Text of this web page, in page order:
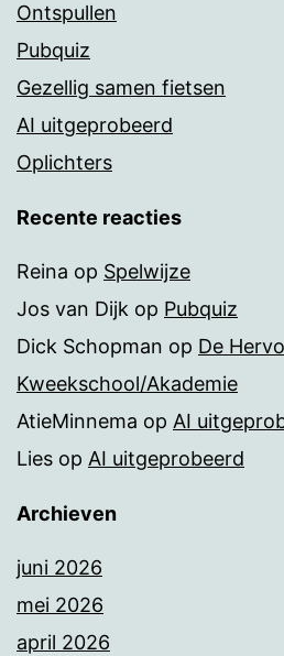
Ontspullen
Pubquiz
Gezellig samen fietsen
AI uitgeprobeerd
Oplichters
Recente reacties
Reina op Spelwijze
Jos van Dijk op Pubquiz
Dick Schopman op De
Kweekschool/Akademie
AtieMinnema op AI
Lies op AI uitgeprobeerd
Archieven
juni 2026
mei 2026
april 2026